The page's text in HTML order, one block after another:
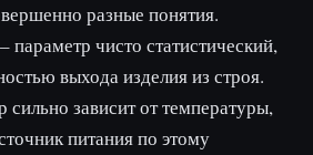
разные понятия.
параметр чисто статистический,
выхода изделия из строя.
сильно зависит от температуры,
питания по этому